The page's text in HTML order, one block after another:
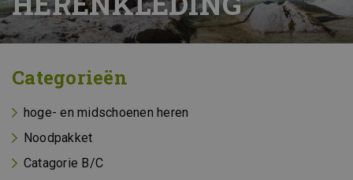
Categorieën
hoge- en midschoenen heren
Noodpakket
Catagorie B/C